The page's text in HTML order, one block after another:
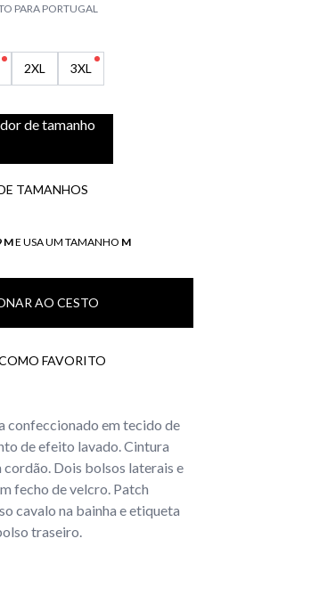
PARA PORTUGAL
2XL 3XL
de tamanho
TAMANHOS
ME USA UM TAMANHO M
AO CESTO
FAVORITO
confeccionado em tecido de
de efeito lavado. Cintura
Dois bolsos laterais e
fecho de velcro. Patch
cavalo na bainha e etiqueta
traseiro.